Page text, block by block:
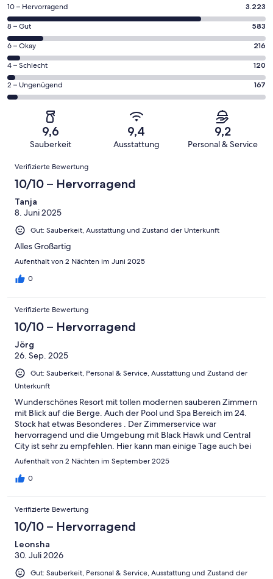
3223
von
insgesamt
4309
Gästebewertungen
haben
eine
Bewertung
Hervorragend
10 – Hervorragend 3.223
583
von
insgesamt
4309
Gästebewertungen
haben
Bewertung
Gut
8 – Gut 583
216
von
insgesamt
4309
Gästebewertungen
Bewertung
Okay
6 – Okay 216
120
von
insgesamt
Gästebewertungen
von
Schlecht
4 – Schlecht 120
167
von
insgesamt
Gästebewertungen
haben
eine
von
Ungenügend
2 – Ungenügend 167
9,6
Sauberkeit
9,4
Ausstattung
9,2
Personal & Service
Bewertungen
Verifizierte Bewertung
10/10 – Hervorragend
Tanja
8. Juni 2025
Gut: Sauberkeit, Ausstattung und Zustand der Unterkunft
Alles Großartig
Aufenthalt von 2 Nächten im Juni 2025
0
Verifizierte Bewertung
10/10 – Hervorragend
Jörg
26. Sep. 2025
Gut: Sauberkeit, Personal & Service, Ausstattung und Zustand der
Unterkunft
Wunderschönes Resort mit tollen modernen sauberen Zimmern
mit Blick auf die Berge. Auch der Pool und Spa Bereich im 24.
Stock hat etwas Besonderes . Der Zimmerservice war
hervorragend und die Umgebung mit Black Hawk und Central
City ist sehr zu empfehlen. Hier kann man einige Tage auch bei
schlechtem Wetter verbringen
Aufenthalt von 2 Nächten im September 2025
0
Verifizierte Bewertung
10/10 – Hervorragend
Leonsha
30. Juli 2026
Gut: Sauberkeit, Personal & Service, Ausstattung und Zustand der